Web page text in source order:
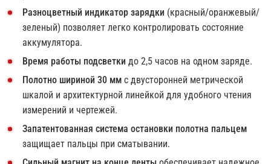
Разноцветный индикатор зарядки (красный/оранжевый/
зеленый) позволяет легко контролировать состояние
аккумулятора.
Время работы подсветки до 2,5 часов на одном заряде.
Полотно шириной 30 мм с двусторонней метрической
шкалой и архитектурной линейкой для удобного чтения
измерений и чертежей.
Запатентованная система остановки полотна пальцем
защищает пальцы при сматывании.